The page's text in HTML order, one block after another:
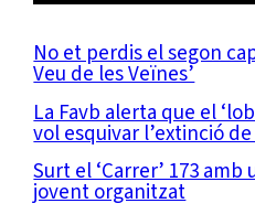
No et perdis el segon
Veu de les Veïnes’
La Favb alerta que el
vol esquivar l’extinció
Surt el ‘Carrer’ 173
jovent organitzat